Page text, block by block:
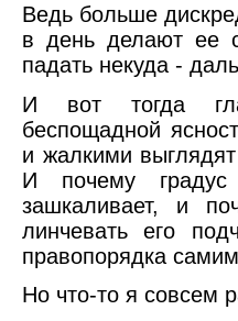
Ведь больше
в день делают ее
падать некуда -
И вот тогда
беспощадной
и жалкими
И почему
зашкаливает, и
линчевать его
правопорядка
Но что-то я совсем